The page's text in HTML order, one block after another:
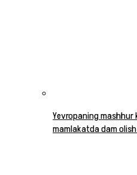
Yevropaning
mamlakatda dam